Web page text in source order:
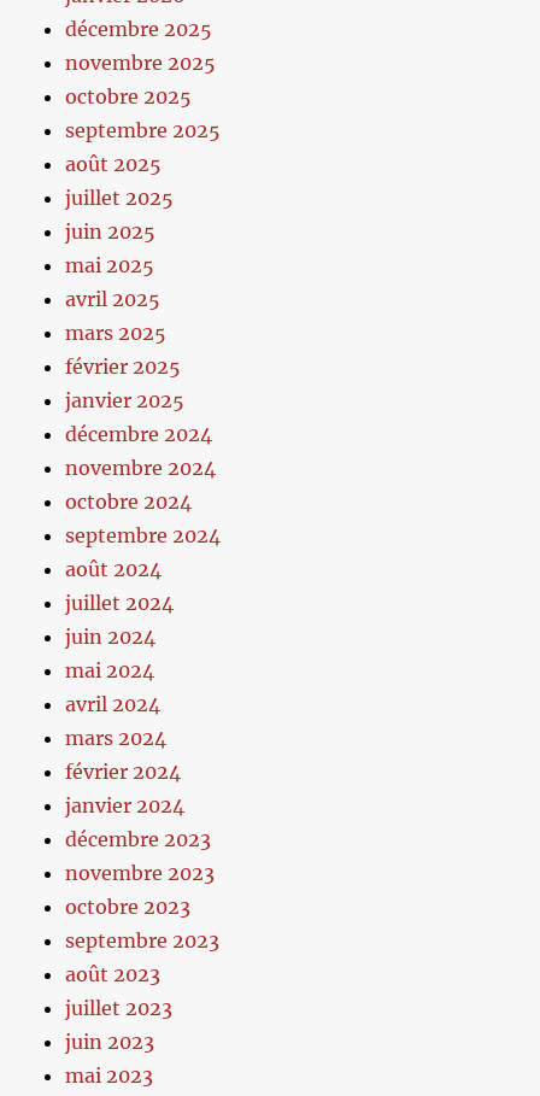
décembre 2025
novembre 2025
octobre 2025
septembre 2025
août 2025
juillet 2025
juin 2025
mai 2025
avril 2025
mars 2025
février 2025
janvier 2025
décembre 2024
novembre 2024
octobre 2024
septembre 2024
août 2024
juillet 2024
juin 2024
mai 2024
avril 2024
mars 2024
février 2024
janvier 2024
décembre 2023
novembre 2023
octobre 2023
septembre 2023
août 2023
juillet 2023
juin 2023
mai 2023